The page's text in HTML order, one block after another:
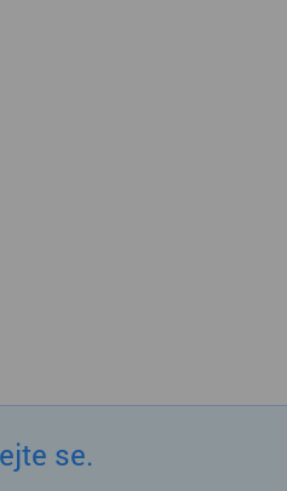
se.